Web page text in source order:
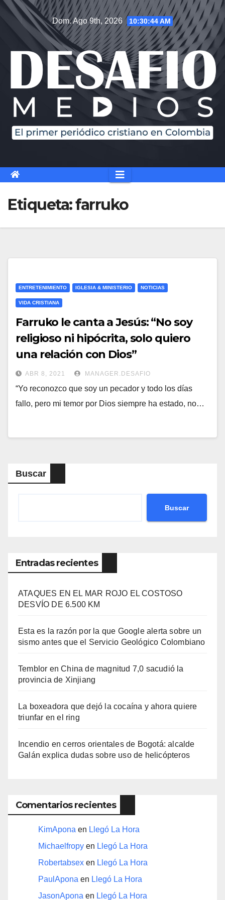
Saltar
contenido
Dom. Ago 9th, 2026 10:30:44 AM
Etiqueta:farruko
ENTRETENIMIENTO IGLESIA & MINISTERIO NOTICIAS
VIDA CRISTIANA
Farruko le canta a Jesús: “No soy
religioso ni hipócrita, solo quiero
una relación con Dios”
ABR 8, 2021 MANAGER.DESAFIO
“Yo reconozco que soy un pecador y todo los días
fallo, pero mi temor por Dios siempre ha estado, no…
Buscar
Buscar
Entradas recientes
ATAQUES EN EL MAR ROJO EL COSTOSO
DESVÍO DE 6.500 KM
Esta es la razón por la que Google alerta sobre un
sismo antes que el Servicio Geológico Colombiano
Temblor en China de magnitud 7,0 sacudió la
provincia de Xinjiang
La boxeadora que dejó la cocaína y ahora quiere
triunfar en el ring​
Incendio en cerros orientales de Bogotá: alcalde
Galán explica dudas sobre uso de helicópteros
Comentarios recientes
KimApona en Llegó La Hora
Michaelfropy en Llegó La Hora
Robertabsex en Llegó La Hora
PaulApona en Llegó La Hora
JasonApona en Llegó La Hora